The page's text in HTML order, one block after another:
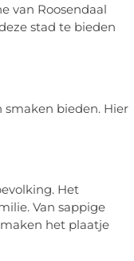
van Roosendaal
stad te bieden
smaken bieden. Hier
Het
Van sappige
het plaatje